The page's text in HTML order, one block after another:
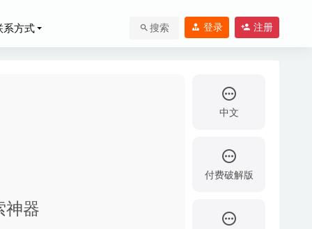
方式 搜索 登录 注册
神器
中文
付费破解版